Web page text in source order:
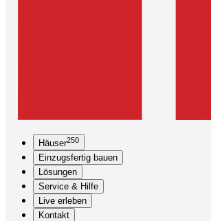
Häuser250
Einzugsfertig bauen
Lösungen
Service & Hilfe
Live erleben
Kontakt